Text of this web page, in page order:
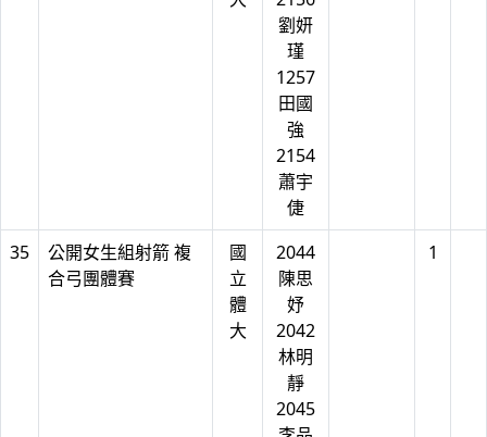
劉妍
瑾
1257
田國
強
2154
蕭宇
倢
35
公開女生組射箭 複
合弓團體賽
國
立
體
大
2044
陳思
妤
2042
林明
靜
2045
1